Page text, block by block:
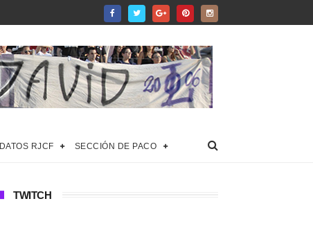
DATOS RJCF SECCIÓN DE PACO
TWITCH